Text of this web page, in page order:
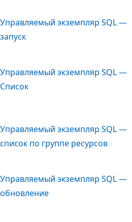
Управляемый экземпляр SQL —
запуск
Управляемый экземпляр SQL —
Список
Управляемый экземпляр SQL —
список по группе ресурсов
Управляемый экземпляр SQL —
обновление